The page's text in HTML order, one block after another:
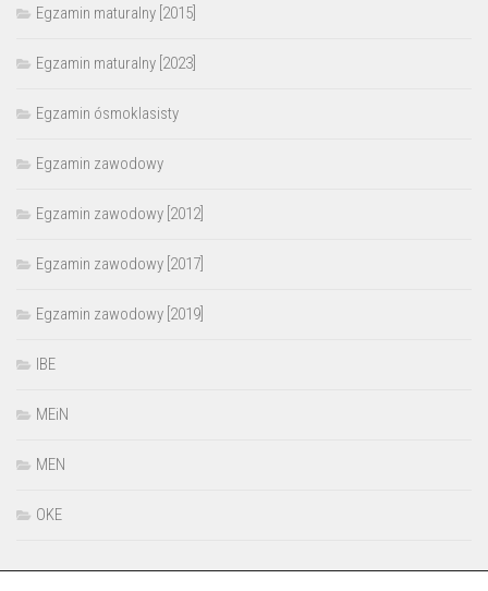
Egzamin maturalny [2015]
Egzamin maturalny [2023]
Egzamin ósmoklasisty
Egzamin zawodowy
Egzamin zawodowy [2012]
Egzamin zawodowy [2017]
Egzamin zawodowy [2019]
IBE
MEiN
MEN
OKE